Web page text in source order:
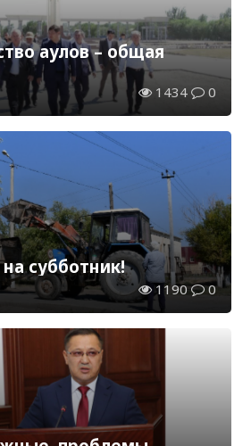
аулов – общая
1434 0
субботник!
1190 0